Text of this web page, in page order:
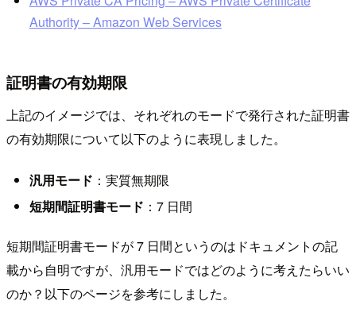
Authority – Amazon Web Services
証明書の有効期限
上記のイメージでは、それぞれのモードで発行された証明書
の有効期限について以下のように表現しました。
汎用モード ：実質無期限
短期間証明書モード ：7 日間
短期間証明書モードが 7 日間というのはドキュメントの記
載から自明ですが、汎用モードではどのように考えたらいい
のか？以下のページを参考にしました。